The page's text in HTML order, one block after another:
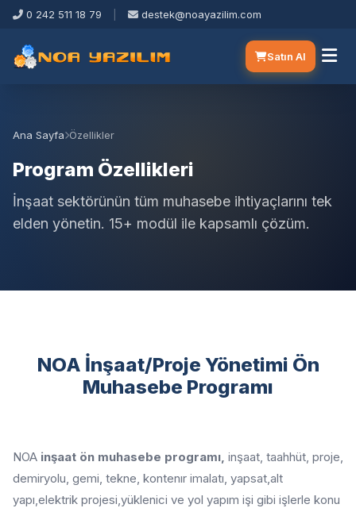
0 242 511 18 79 destek@noayazilim.com
Satın Al
Ana Sayfa Özellikler
Program Özellikleri
İnşaat sektörünün tüm muhasebe ihtiyaçlarını tek
elden yönetin. 15+ modül ile kapsamlı çözüm.
NOA İnşaat/Proje Yönetimi Ön
Muhasebe Programı
NOA inşaat ön muhasebe programı, inşaat, taahhüt, proje,
demiryolu, gemi, tekne, kontenır imalatı, yapsat,alt
yapı,elektrik projesi,yüklenici ve yol yapım işi gibi işlerle konu